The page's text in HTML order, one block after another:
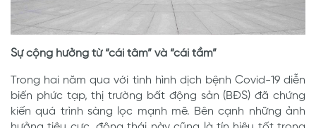
Sự cộng hưởng từ “cái tâm” và “cái tầm”
Trong hai năm qua với tình hình dịch bệnh Covid-19 diễn
biến phức tạp, thị trường bất động sản (BĐS) đã chứng
kiến quá trình sàng lọc mạnh mẽ. Bên cạnh những ảnh